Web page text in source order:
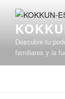
contenido
Descubre tu
familiares y la